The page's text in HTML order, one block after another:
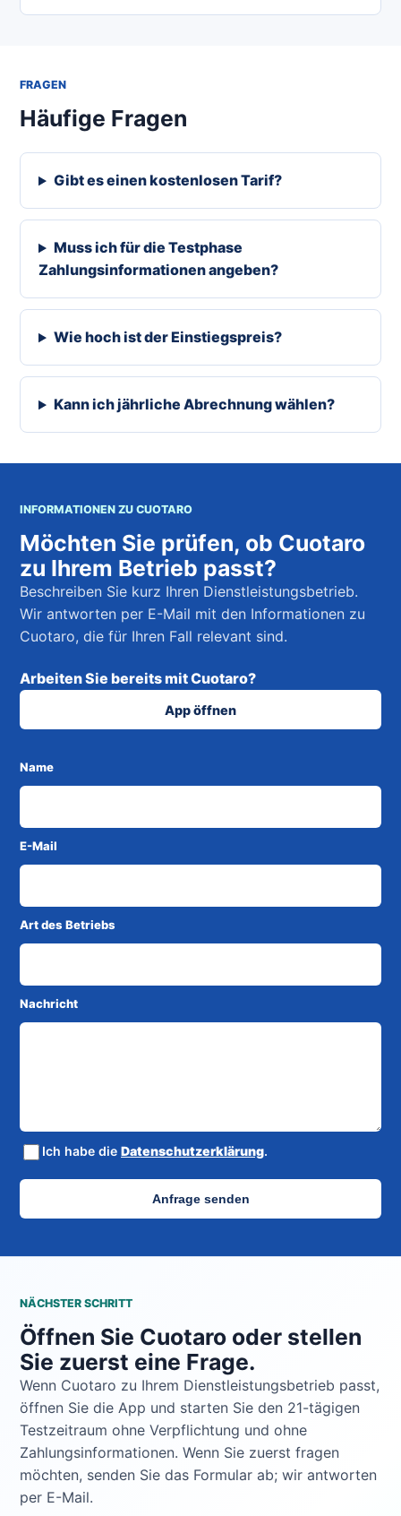
FRAGEN
Häufige Fragen
Gibt es einen kostenlosen Tarif?
Muss ich für die Testphase
Zahlungsinformationen angeben?
Wie hoch ist der Einstiegspreis?
Kann ich jährliche Abrechnung wählen?
INFORMATIONEN ZU CUOTARO
Möchten Sie prüfen, ob Cuotaro
zu Ihrem Betrieb passt?
Beschreiben Sie kurz Ihren Dienstleistungsbetrieb.
Wir antworten per E-Mail mit den Informationen zu
Cuotaro, die für Ihren Fall relevant sind.
Arbeiten Sie bereits mit Cuotaro?
App öffnen
Name
E-Mail
Art des Betriebs
Nachricht
Ich habe die Datenschutzerklärung.
Anfrage senden
NÄCHSTER SCHRITT
Öffnen Sie Cuotaro oder stellen
Sie zuerst eine Frage.
Wenn Cuotaro zu Ihrem Dienstleistungsbetrieb passt,
öffnen Sie die App und starten Sie den 21-tägigen
Testzeitraum ohne Verpflichtung und ohne
Zahlungsinformationen. Wenn Sie zuerst fragen
möchten, senden Sie das Formular ab; wir antworten
per E-Mail.